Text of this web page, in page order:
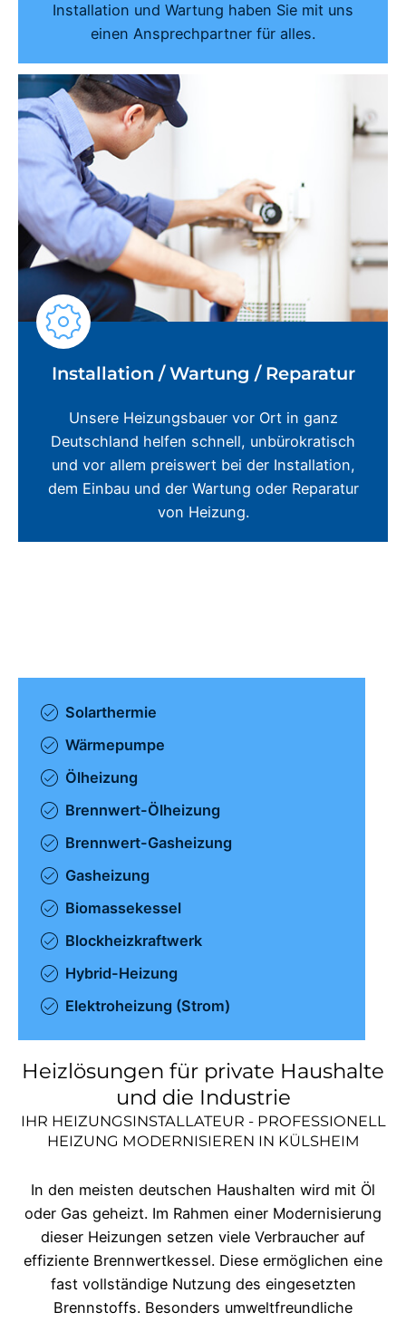
Installation und Wartung haben Sie mit uns
einen Ansprechpartner für alles.
Installation / Wartung / Reparatur
Unsere Heizungsbauer vor Ort in ganz
Deutschland helfen schnell, unbürokratisch
und vor allem preiswert bei der Installation,
dem Einbau und der Wartung oder Reparatur
von Heizung.
Solarthermie
Wärmepumpe
Ölheizung
Brennwert-Ölheizung
Brennwert-Gasheizung
Gasheizung
Biomassekessel
Blockheizkraftwerk
Hybrid-Heizung
Elektroheizung (Strom)
Heizlösungen für private Haushalte
und die Industrie
IHR HEIZUNGSINSTALLATEUR - PROFESSIONELL
HEIZUNG MODERNISIEREN IN KÜLSHEIM
In den meisten deutschen Haushalten wird mit Öl
oder Gas geheizt. Im Rahmen einer Modernisierung
dieser Heizungen setzen viele Verbraucher auf
effiziente Brennwertkessel. Diese ermöglichen eine
fast vollständige Nutzung des eingesetzten
Brennstoffs. Besonders umweltfreundliche